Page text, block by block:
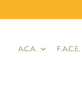
A.C.A. F.A.C.E.